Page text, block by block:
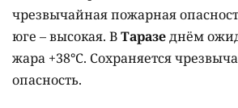
чрезвычайная пожарная
юге – высокая. ВТаразеднём
жара +38°C. Сохраняется
опасность.